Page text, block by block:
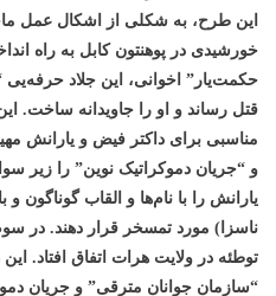
خورشیدی در پوهنتون کابل به راه
حکمت‌یار” اخوانی، این جلاد
قتل رساند و او را جاویدانه ساخت.
مناسبی برای داکتر فیض و یارانش
و “جریان دموکراتیک نوین” را زیر
یارانش را با نام‌ها و القاب گوناگون
توطئه در ولایت هرات اتفاق افتاد.
“سازمان جوانان مترقی” و جریان